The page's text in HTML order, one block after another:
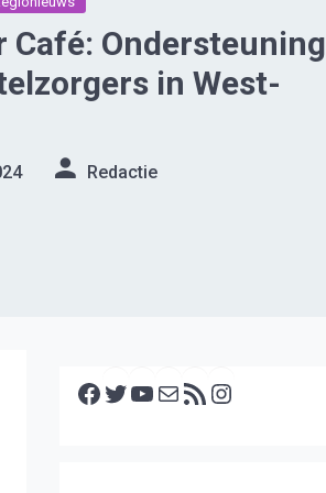
Café: Ondersteuning
in West-
Redactie
Facebook Twitter YouTube E-mail RSS feed